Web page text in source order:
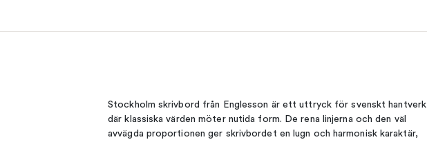
Stockholm skrivbord från Englesson är ett uttryck för svenskt hantverk
där klassiska värden möter nutida form. De rena linjerna och den väl
avvägda proportionen ger skrivbordet en lugn och harmonisk karaktär,